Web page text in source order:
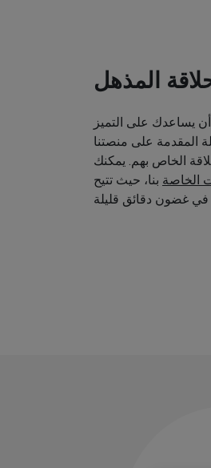
المذهل
يساعدك على التميز
المقدمة على منصتنا
الخاص بهم. يمكنك
الخاصة بنا، حيث تتيح
غضون دقائق قليلة